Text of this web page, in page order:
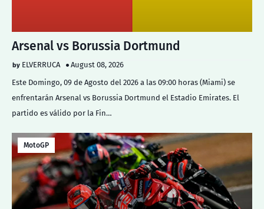
Arsenal vs Borussia Dortmund
ELVERRUCA
August 08, 2026
Este Domingo, 09 de Agosto del 2026 a las 09:00 horas (Miami) se
enfrentarán Arsenal vs Borussia Dortmund el Estadio Emirates. El
partido es válido por la Fin…
MotoGP